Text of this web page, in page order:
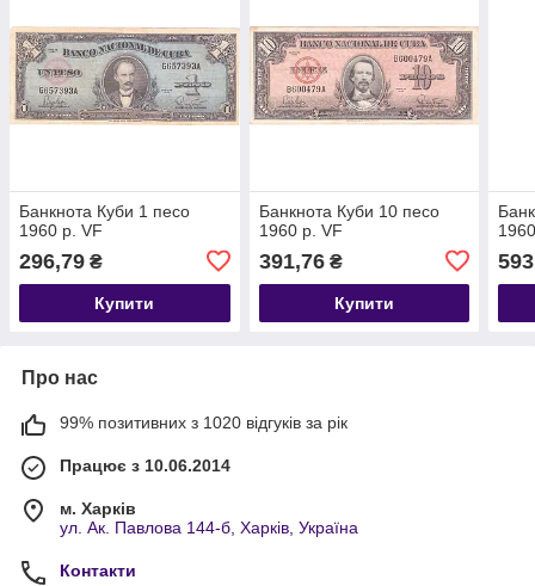
Банкнота Куби 1 песо
1960 р. VF
296,79 ₴
Купити
Банкнота Куби 10 песо
1960 р. VF
391,76₴
Купити
Про нас
99% позитивних з 1020 відгуків за рік
Працює з 10.06.2014
м. Харків
ул. Ак. Павлова 144-б, Харків, Україна
Контакти